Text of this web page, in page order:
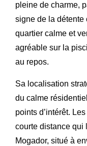
pleine de charme,
signe de la détente
quartier calme et
agréable sur la
au repos.
Sa localisation
du calme
points d’intérêt.
courte distance qui
Mogador, situé à